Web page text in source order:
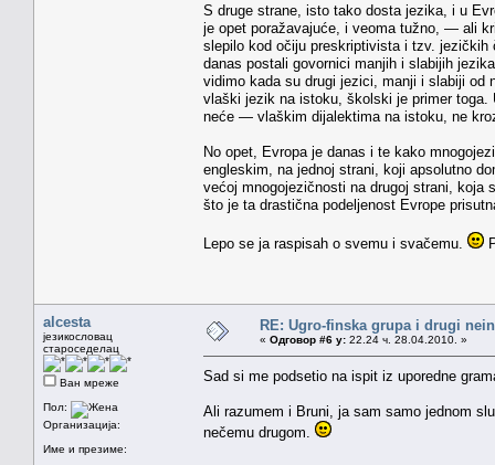
S druge strane, isto tako dosta jezika, i u
je opet poražavajuće, i veoma tužno, — ali
slepilo kod očiju preskriptivista i tzv.
danas postali govornici manjih i slabijih
vidimo kada su drugi jezici, manji i slabiji od
vlaški jezik na istoku, školski je primer
neće — vlaškim dijalektima na istoku, ne
No opet, Evropa je danas i te kako
engleskim, na jednoj strani, koji apsolutno
većoj mnogojezičnosti na drugoj strani, koja
što je ta drastična podeljenost Evrope
Lepo se ja raspisah o svemu i svačemu.
alcesta
језикословац
староседелац
Ван мреже
Пол:
Организација:
Име и презиме:
RE: Ugro-finska grupa i drugi
« Одговор #6 у: 22.24 ч. 28.04.2010. »
Sad si me podsetio na ispit iz uporedne
Ali razumem i Bruni, ja sam samo jednom
nečemu drugom.